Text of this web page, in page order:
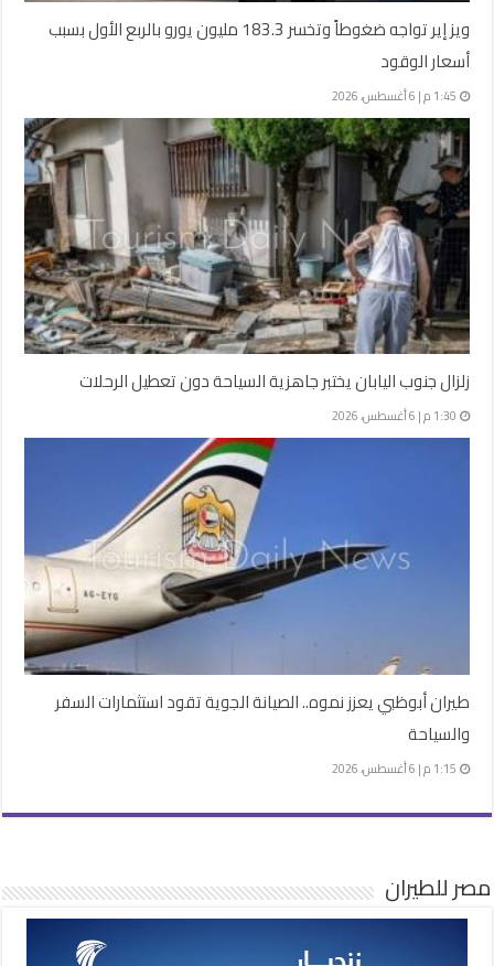
ويز إير تواجه ضغوطاً وتخسر 183.3 مليون يورو بالربع الأول بسبب
أسعار الوقود
1:45 م | 6 أغسطس، 2026
زلزال جنوب اليابان يختبر جاهزية السياحة دون تعطيل الرحلات
1:30 م | 6 أغسطس، 2026
طيران أبوظبي يعزز نموه.. الصيانة الجوية تقود استثمارات السفر
والسياحة
1:15 م | 6 أغسطس، 2026
مصر للطيران